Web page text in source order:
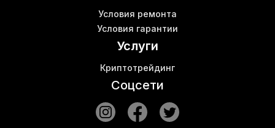
Условия ремонта
Условия гарантии
Услуги
Криптотрейдинг
Соцсети